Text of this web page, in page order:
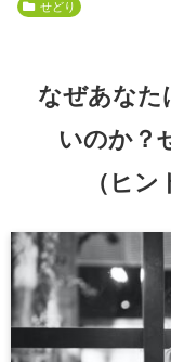
せどり
なぜあなた
いのか？
（ヒ